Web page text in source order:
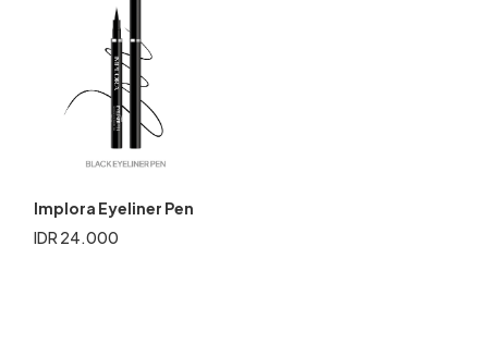
Implora Eyeliner Pen
IDR 24.000